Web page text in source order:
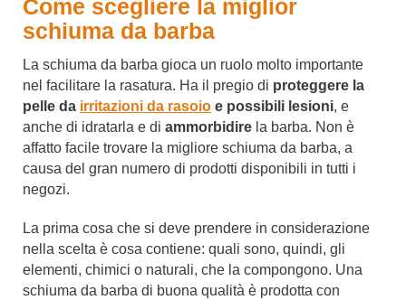
Come scegliere la miglior
schiuma da barba
La schiuma da barba gioca un ruolo molto importante
nel facilitare la rasatura. Ha il pregio di proteggere la
pelle da irritazioni da rasoio e possibili lesioni, e
anche di idratarla e di ammorbidire la barba. Non è
affatto facile trovare la migliore schiuma da barba, a
causa del gran numero di prodotti disponibili in tutti i
negozi.
La prima cosa che si deve prendere in considerazione
nella scelta è cosa contiene: quali sono, quindi, gli
elementi, chimici o naturali, che la compongono. Una
schiuma da barba di buona qualità è prodotta con